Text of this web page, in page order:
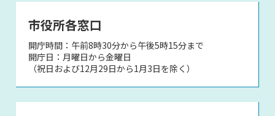
市役所各窓口
開庁時間：午前8時30分から午後5時15分まで
開庁日：月曜日から金曜日
（祝日および12月29日から1月3日を除く）